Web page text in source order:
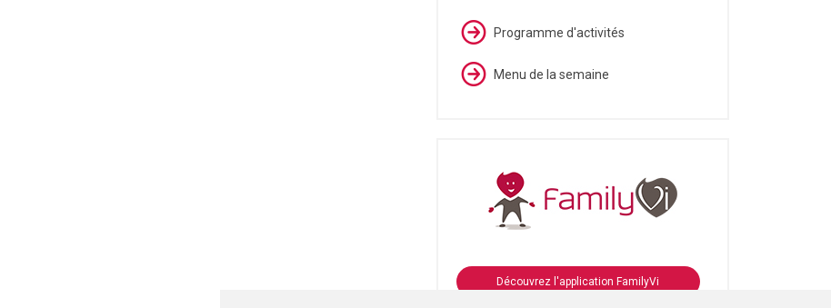
Programme d'activités
Menu de la semaine
Découvrez l'application FamilyVi